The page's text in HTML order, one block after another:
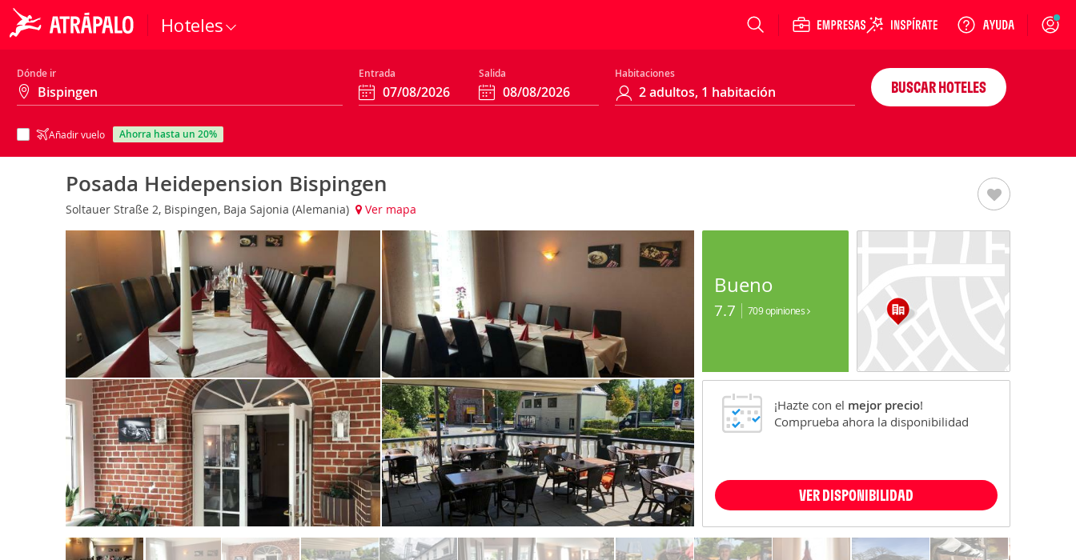
Hoteles Login
Dónde ir Entrada Salida Habitaciones
Añadir vuelo ahorra hasta un 20%
BUSCAR HOTELES
Posada Heidepension Bispingen
Soltauer Straße 2, Bispingen, Baja Sajonia (Alemania) Ver mapa
Bueno
7.7 709 opiniones
¡Hazte con el mejor precio!
Comprueba ahora la disponibilidad
VER DISPONIBILIDAD